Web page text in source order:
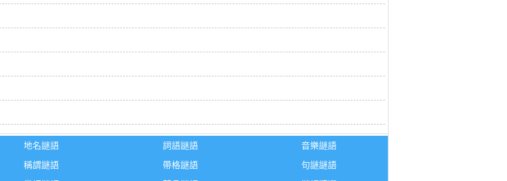
地名謎語 詞語謎語
音樂謎語
稱謂謎語 帶格謎語
句謎謎語